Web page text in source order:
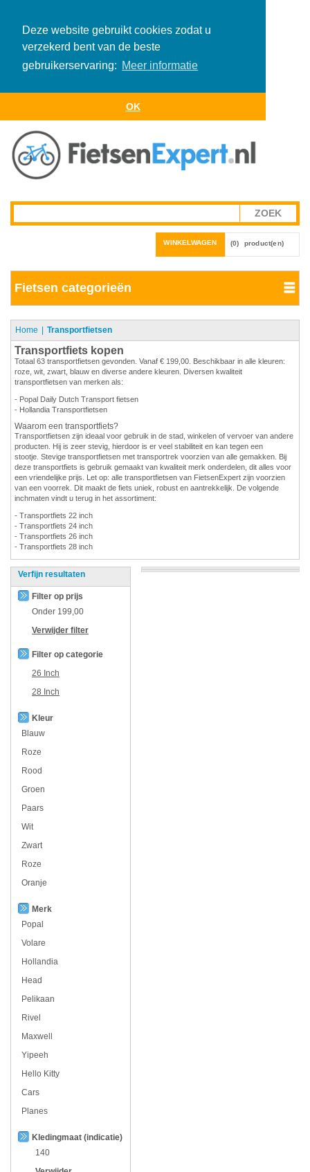
Deze website gebruikt cookies zodat u
verzekerd bent van de beste
gebruikerservaring: Meer informatie
OK
WINKELWAGEN (0) product(en)
Fietsen categorieën
Home Transportfietsen
Transportfiets kopen
Totaal 63 transportfietsen gevonden. Vanaf € 199,00. Beschikbaar in alle kleuren:
roze, wit, zwart, blauw en diverse andere kleuren. Diversen kwaliteit
transportfietsen van merken als:
- Popal Daily Dutch Transport fietsen
- Hollandia Transportfietsen
Waarom een transportfiets?
Transportfietsen zijn ideaal voor gebruik in de stad, winkelen of vervoer van andere
producten. Hij is zeer stevig, hierdoor is er veel stabiliteit en kan tegen een
stootje. Stevige transportfietsen met transportrek voorzien van alle gemakken. Bij
deze transportfiets is gebruik gemaakt van kwaliteit merk onderdelen, dit alles voor
een vriendelijke prijs. Let op: alle transportfietsen van FietsenExpert zijn voorzien
van een voorrek. Dit maakt de fiets uniek, robust en aantrekkelijk. De volgende
inchmaten vindt u terug in het assortiment:
- Transportfiets 22 inch
- Transportfiets 24 inch
- Transportfiets 26 inch
- Transportfiets 28 inch
Verfijn resultaten
Filter op prijs
Onder 199,00
Verwijder filter
Filter op categorie
26 Inch
28 Inch
Kleur
Blauw
Roze
Rood
Groen
Paars
Wit
Zwart
Roze
Oranje
Merk
Popal
Volare
Hollandia
Head
Pelikaan
Rivel
Maxwell
Yipeeh
Hello Kitty
Cars
Planes
Kledingmaat (indicatie)
140